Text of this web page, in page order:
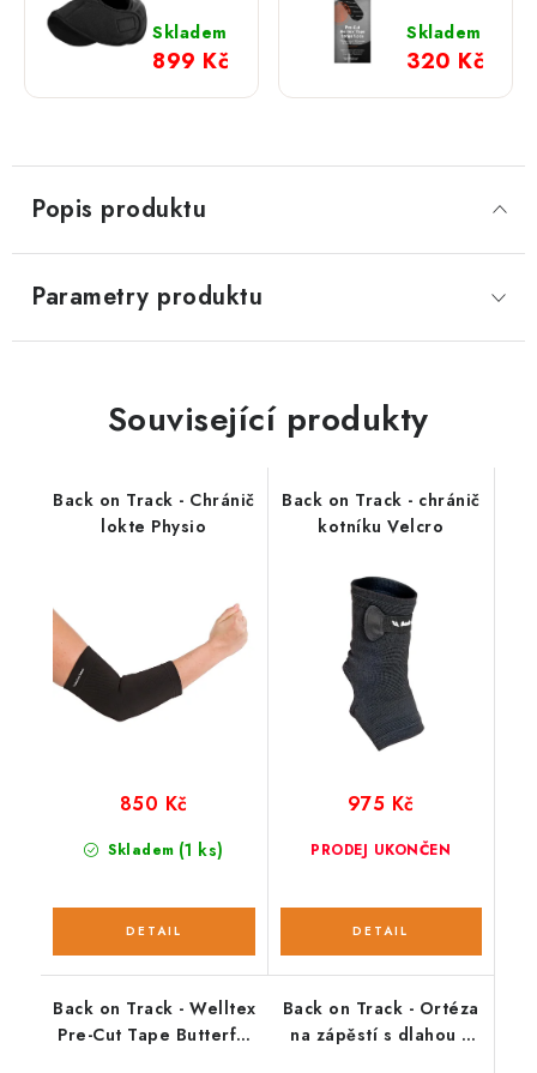
Velcro
Skladem
899 Kč
Pre-Cut
Tape
Terapeutický
Skladem
320 Kč
Popis produktu
Parametry produktu
Související produkty
Back on Track - Chránič
lokte Physio
Skladem (1 ks)
850 Kč
Back on Track - chránič
kotníku Velcro
PRODEJ UKONČEN
975 Kč
Back on Track - Welltex
Pre-Cut Tape Butterfly
Back on Track - Ortéza
na zápěstí s dlahou a